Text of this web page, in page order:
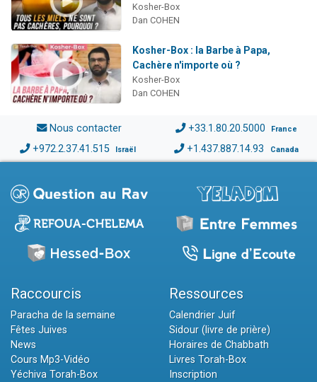
Kosher-Box
Dan COHEN
Kosher-Box : la Barbe à Papa,
Cachère n'importe où ?
Kosher-Box
Dan COHEN
Nous contacter +33.1.80.20.5000 France
+972.2.37.41.515 Israël +1.437.887.14.93 Canada
Raccourcis
Paracha de la semaine
Fêtes Juives
News
Cours Mp3-Vidéo
Yéchiva Torah-Box
Ressources
Calendrier Juif
Sidour (livre de prière)
Horaires de Chabbath
Livres Torah-Box
Inscription